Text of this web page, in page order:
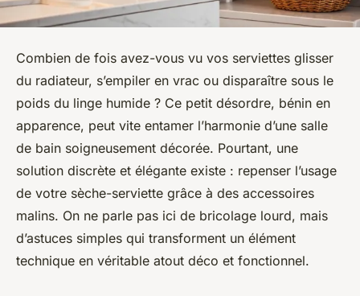
Combien de fois avez-vous vu vos serviettes glisser
du radiateur, s’empiler en vrac ou disparaître sous le
poids du linge humide ? Ce petit désordre, bénin en
apparence, peut vite entamer l’harmonie d’une salle
de bain soigneusement décorée. Pourtant, une
solution discrète et élégante existe : repenser l’usage
de votre sèche-serviette grâce à des accessoires
malins. On ne parle pas ici de bricolage lourd, mais
d’astuces simples qui transforment un élément
technique en véritable atout déco et fonctionnel.